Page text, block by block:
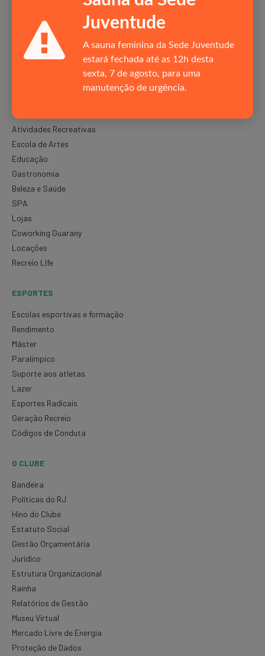
Juventude
A sauna feminina da Sede Juventude
estará fechada até as 12h desta
sexta, 7 de agosto, para uma
manutenção de urgência.
Atividades Recreativas
Escola de Artes
Educação
Gastronomia
Beleza e Saúde
SPA
Lojas
Coworking Guarany
Locações
Recreio LIfe
ESPORTES
Escolas esportivas e formação
Rendimento
Máster
Paralímpico
Suporte aos atletas
Lazer
Esportes Radicais
Geração Recreio
Códigos de Conduta
O CLUBE
Bandeira
Políticas do RJ
Hino do Clube
Estatuto Social
Gestão Orçamentária
Jurídico
Estrutura Organizacional
Rainha
Relatórios de Gestão
Museu Virtual
Mercado Livre de Energia
Proteção de Dados